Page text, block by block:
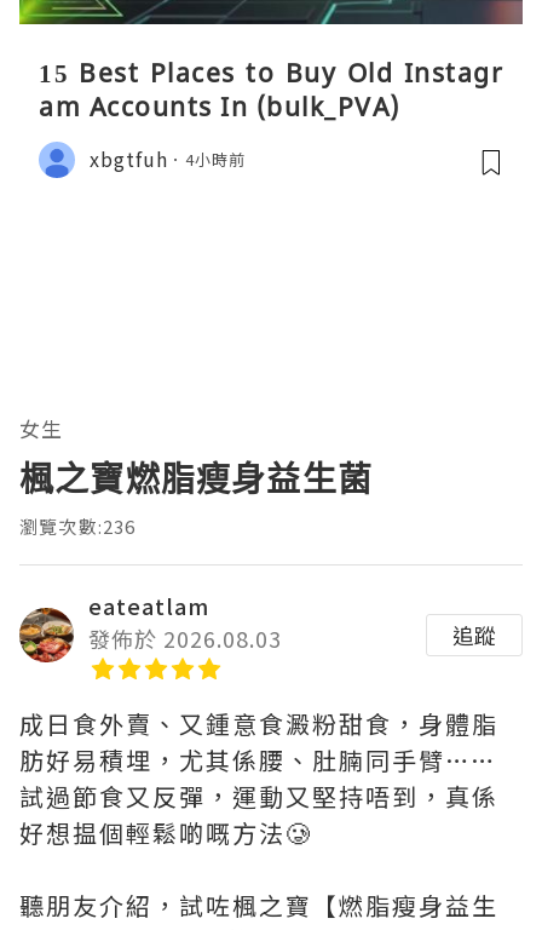
15 Best Places to Buy Old Instagr
am Accounts In (bulk_PVA)
xbgtfuh 4小時前
女生
楓之寶燃脂瘦身益生菌
瀏覽次數:236
eateatlam
發佈於 2026.08.03
追蹤
成日食外賣、又鍾意食澱粉甜食，身體脂
肪好易積埋，尤其係腰、肚腩同手臂……
試過節食又反彈，運動又堅持唔到，真係
好想揾個輕鬆啲嘅方法🥲
聽朋友介紹，試咗楓之寶【燃脂瘦身益生